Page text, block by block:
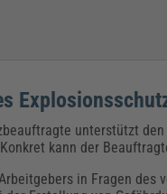
unterstützt
kann der
in Fragen des